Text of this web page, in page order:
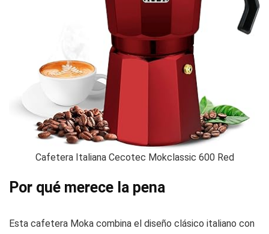
Cafetera Italiana Cecotec Mokclassic 600 Red
Por qué merece la pena
Esta cafetera Moka combina el diseño clásico italiano con